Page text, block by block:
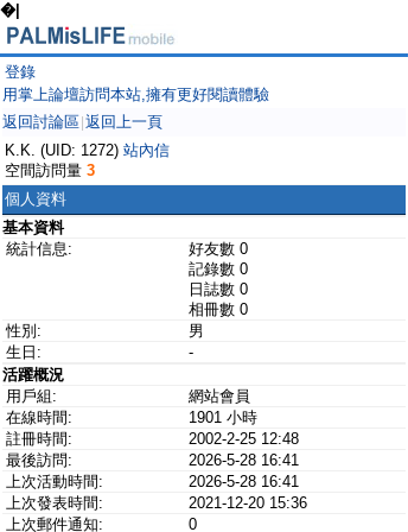
�|
登錄
用掌上論壇訪問本站,擁有更好閱讀體驗
返回討論區 返回上一頁
K.K. (UID: 1272) 站內信
空間訪問量 3
個人資料
基本資料
統計信息:
好友數 0
記錄數 0
日誌數 0
相冊數 0
性別:
男
生日:
-
活躍概況
用戶組:
網站會員
在線時間:
1901 小時
註冊時間:
2002-2-25 12:48
最後訪問:
2026-5-28 16:41
上次活動時間:
2026-5-28 16:41
上次發表時間:
2021-12-20 15:36
上次郵件通知:
0